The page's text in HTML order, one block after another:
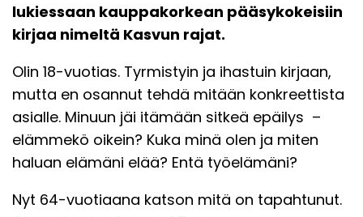
lukiessaan kauppakorkean pääsykokeisiin
kirjaa nimeltä Kasvun rajat.
Olin 18-vuotias. Tyrmistyin ja ihastuin kirjaan,
mutta en osannut tehdä mitään konkreettista
asialle. Minuun jäi itämään sitkeä epäilys –
elämmekö oikein? Kuka minä olen ja miten
haluan elämäni elää? Entä työelämäni?
Nyt 64-vuotiaana katson mitä on tapahtunut.